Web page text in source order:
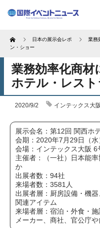
Home 日本の展示会レポ
業務
ン・ショー
業務効率化商
ホテル・レス
2020/9/2 インテックス大阪
展示会名：第12回 関西ホ
会期：2020年7月29日（水
会場：インテックス大阪 6
主催者：（一社）日本能
か
出展者数：94社
来場者数：3581人
出展者層：厨房設備・機
関連アイテム
来場者層：宿泊・外食・施
メーカー、商社、官公庁